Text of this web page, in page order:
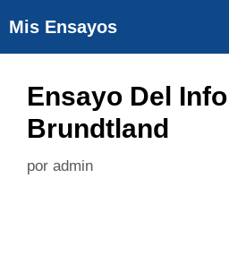
al
contenido
Mis Ensayos
Ensayo Del
Brundtland
por admin